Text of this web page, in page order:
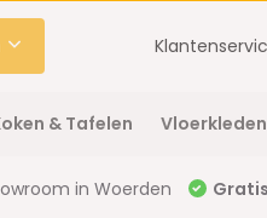
& Tafelen Vloerkleden
in Woerden Gratis